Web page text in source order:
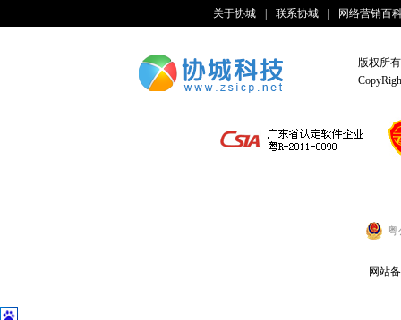
关于协城 联系协城 网络营销百
版权所
粤
网站